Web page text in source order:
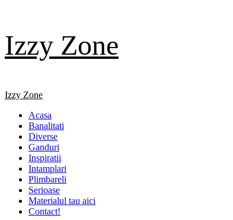
content
Izzy Zone
Primary
Izzy Zone
Acasa
Banalitati
Diverse
Ganduri
Inspiratii
Intamplari
Plimbareli
Serioase
Materialul tau aici
Contact!